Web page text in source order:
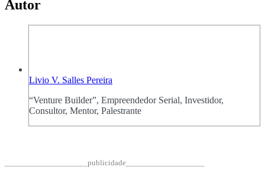
Autor
Livio V. Salles Pereira
“Venture Builder”, Empreendedor Serial, Investidor,
Consultor, Mentor, Palestrante
____________________publicidade___________________